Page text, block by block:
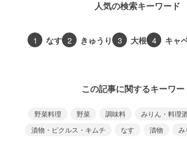
人気の検索キーワード
1 なす 2 きゅうり 3 大根 4 キャ
この記事に関するキーワー
野菜料理 野菜 調味料 みりん・料理
漬物・ピクルス・キムチ
なす 漬物 み